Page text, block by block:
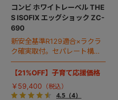
コンビ ホワイトレーベル THE
S ISOFIX エッグショック ZC-
690
新安全基準R129適合×ラクラ
ク確実取付。セパレート構造
で安全性と使いやすさにこだ
わった「THE S（ザ・エ
ル。
【21%OFF】子育て応援価格
￥59,400
4.5（4）